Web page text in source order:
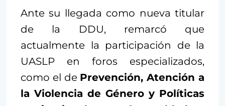
Ante su llegada como nueva titular
de la DDU, remarcó que
actualmente la participación de la
UASLP en foros especializados,
como el de Prevención, Atención a
la Violencia de Género y Políticas